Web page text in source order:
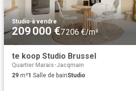
Studio·à vendre
209 000 €7 206 €/m²
te koop Studio Brussel
Quartier Marais-Jacqmain
29 m²1 Salle de bainStudio